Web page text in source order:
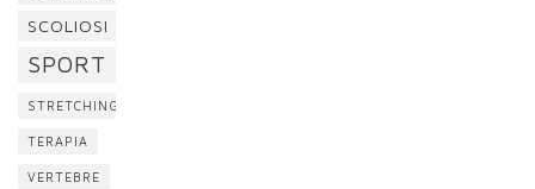
SCOLIOSI
SPORT
STRETCHING
TERAPIA
VERTEBRE